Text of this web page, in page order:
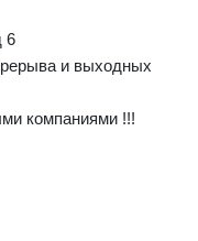
6
и выходных
компаниями !!!